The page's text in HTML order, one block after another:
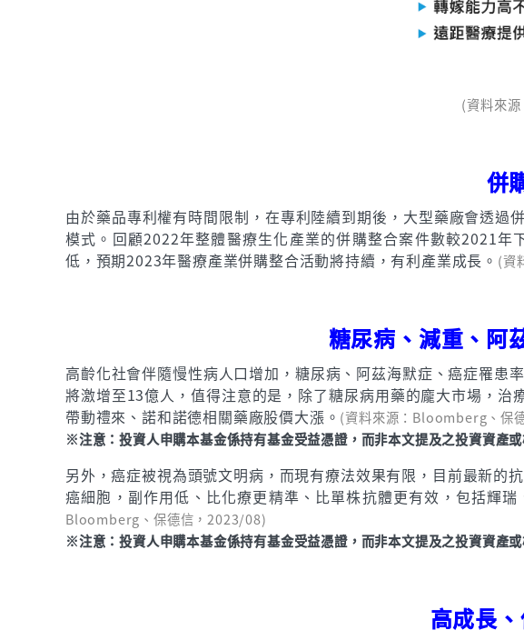
(資料來
併
由於藥品專利權有時間限制，在專利陸續到期後，大型藥廠會透
模式。回顧2022年整體醫療生化產業的併購整合案件數較2021
低，預期2023年醫療產業併購整合活動將持續，有利產業成長。 (資
糖尿病、減重、阿
高齡化社會伴隨慢性病人口增加，糖尿病、阿茲海默症、癌症罹
將激增至13億人，值得注意的是，除了糖尿病用藥的龐大市場，
帶動禮來、諾和諾德相關藥廠股價大漲。 (資料來源：Bloomberg、保
※注意：投資人申購本基金係持有基金受益憑證，而非本文提及之投資資產或
另外，癌症被視為頭號文明病，而現有療法效果有限，目前最新
癌細胞，副作用低、比化療更精準、比單株抗體更有效，包括輝
Bloomberg、保德信，2023/08)
※注意：投資人申購本基金係持有基金受益憑證，而非本文提及之投資資產或
高成長